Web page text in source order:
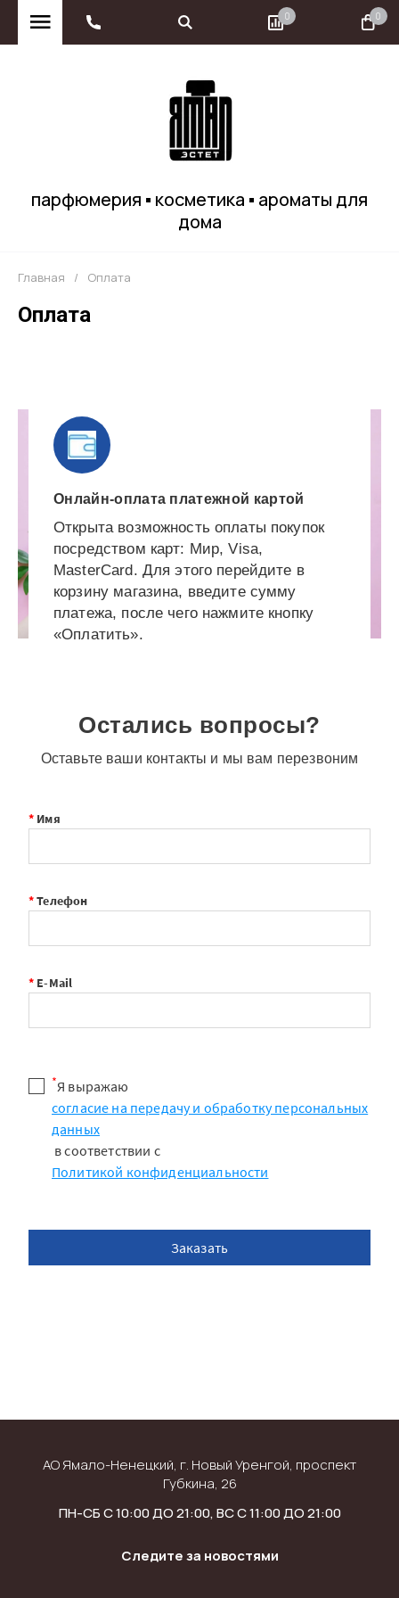
0 0
парфюмерия ▪ косметика ▪ ароматы для
дома
Главная / Оплата
Оплата
Онлайн-оплата платежной картой
Открыта возможность оплаты покупок
посредством карт: Мир, Visa,
MasterCard. Для этого перейдите в
корзину магазина, введите сумму
платежа, после чего нажмите кнопку
«Оплатить».
Остались вопросы?
Оставьте ваши контакты и мы вам перезвоним
* Имя
*Телефон
* E-Mail
Заказать
*Я выражаю
согласие на передачу и обработку персональных
данных
в соответствии с
Политикой конфиденциальности
АО Ямало-Ненецкий, г. Новый Уренгой, проспект
Губкина, 26
ПН-СБ С 10:00 ДО 21:00, ВС С 11:00 ДО 21:00
Следите за новостями